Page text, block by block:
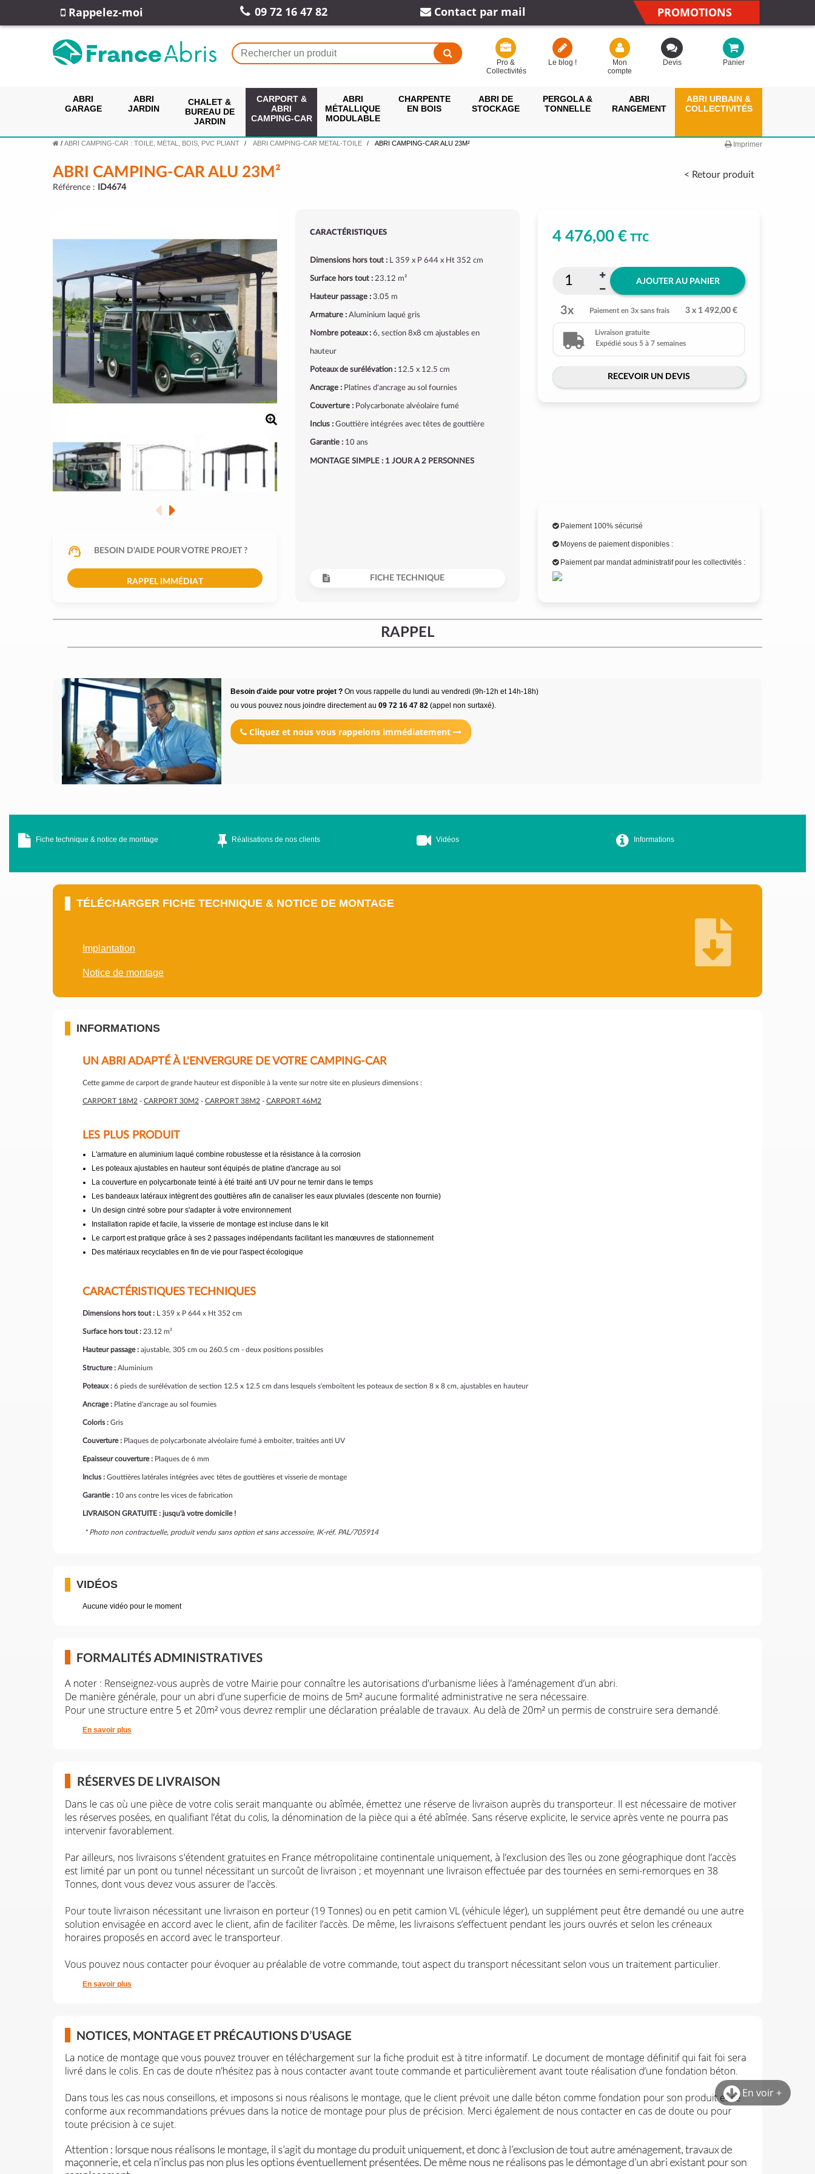
Rappelez-moi 09 72 16 47 82 Contact par mail PROMOTIONS
Pro &
Collectivités
Le blog !
Mon
compte
Devis Panier
ABRI
GARAGE
ABRI
JARDIN
CHALET &
BUREAU DE
JARDIN
CARPORT &
ABRI
CAMPING-CAR
ABRI
MÉTALLIQUE
MODULABLE
CHARPENTE
EN BOIS
ABRI DE
STOCKAGE
PERGOLA &
TONNELLE
ABRI
RANGEMENT
ABRI URBAIN &
COLLECTIVITÉS
/ ABRI CAMPING-CAR : TOILE, MÉTAL, BOIS, PVC PLIANT ABRI CAMPING-CAR METAL-TOILE ABRI CAMPING-CAR ALU 23M² Imprimer
< Retour produit
ABRI CAMPING-CAR ALU 23M²
Référence : ID4674
BESOIN D'AIDE POUR VOTRE PROJET ?
RAPPEL IMMÉDIAT
CARACTÉRISTIQUES
Dimensions hors tout : L 359 x P 644 x Ht 352 cm
Surface hors tout :23.12 m²
Hauteur passage : 3.05 m
Armature :Aluminium laqué gris
Nombre poteaux :6, section 8x8 cm ajustables en
hauteur
Poteaux de surélévation :12.5 x 12.5 cm
Ancrage :Platines d'ancrage au sol fournies
Couverture : Polycarbonate alvéolaire fumé
Inclus :Gouttière intégrées avec têtes de gouttière
Garantie :10 ans
MONTAGE SIMPLE : 1 JOUR A 2 PERSONNES
FICHE TECHNIQUE
4 476,00 €TTC
AJOUTER AU PANIER
3x Paiement en 3x sans frais 3 x 1 492,00 €
Livraison gratuite
Expédié sous 5 à 7 semaines
RECEVOIR UN DEVIS
Paiement 100% sécurisé
Moyens de paiement disponibles :
Paiement par mandat administratif pour les collectivités :
RAPPEL
Besoin d'aide pour votre projet ?On vous rappelle du lundi au vendredi (9h-12h et 14h-18h)
ou vous pouvez nous joindre directement au 09 72 16 47 82(appel non surtaxé).
Cliquez et nous vous rappelons immédiatement
En voir +
Fiche technique & notice de montage Réalisations de nos clients Vidéos Informations
TÉLÉCHARGER FICHE TECHNIQUE & NOTICE DE MONTAGE
Implantation
Notice de montage
INFORMATIONS
UN ABRI ADAPTÉ À L'ENVERGURE DE VOTRE CAMPING-CAR
Cette gamme de carport de grande hauteur est disponible à la vente sur notre site en plusieurs dimensions :
CARPORT 18M2 - CARPORT 30M2 - CARPORT 38M2 - CARPORT 46M2
LES PLUS PRODUIT
L'armature en aluminium laqué combine robustesse et la résistance à la corrosion
Les poteaux ajustables en hauteur sont équipés de platine d'ancrage au sol
La couverture en polycarbonate teinté à été traité anti UV pour ne ternir dans le temps
Les bandeaux latéraux intègrent des gouttières afin de canaliser les eaux pluviales (descente non fournie)
Un design cintré sobre pour s'adapter à votre environnement
Installation rapide et facile, la visserie de montage est incluse dans le kit
Le carport est pratique grâce à ses 2 passages indépendants facilitant les manœuvres de stationnement
Des matériaux recyclables en fin de vie pour l'aspect écologique
CARACTÉRISTIQUES TECHNIQUES
Dimensions hors tout : L 359 x P 644 x Ht 352 cm
Surface hors tout : 23.12 m²
Hauteur passage : ajustable, 305 cm ou 260.5 cm - deux positions possibles
Structure : Aluminium
Poteaux : 6 pieds de surélévation de section 12.5 x 12.5 cm dans lesquels s'emboîtent les poteaux de section 8 x 8 cm, ajustables en hauteur
Ancrage : Platine d'ancrage au sol fournies
Coloris : Gris
Couverture : Plaques de polycarbonate alvéolaire fumé à emboiter, traitées anti UV
Epaisseur couverture : Plaques de 6 mm
Inclus : Gouttières latérales intégrées avec têtes de gouttières et visserie de montage
Garantie : 10 ans contre les vices de fabrication
LIVRAISON GRATUITE : jusqu'à votre domicile !
* Photo non contractuelle, produit vendu sans option et sans accessoire, IK-réf. PAL/705914
VIDÉOS
Aucune vidéo pour le moment
En savoir plus
En savoir plus